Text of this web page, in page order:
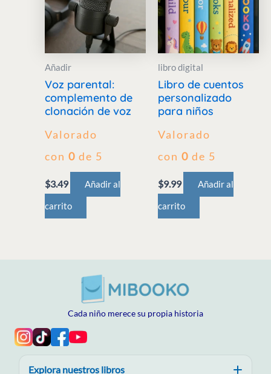
Añadir
Voz parental:
complemento de
clonación de voz
Valorado
con 0 de 5
$3.49 Añadir al
carrito
libro digital
Libro de cuentos
personalizado
para niños
Valorado
con 0 de 5
$9.99 Añadir al
carrito
Cada niño merece su propia historia
Explora nuestros libros